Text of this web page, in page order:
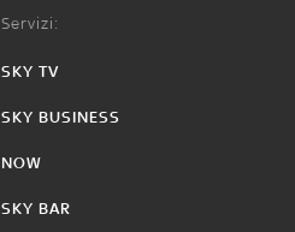
Servizi:
SKY TV
SKY BUSINESS
NOW
SKY BAR